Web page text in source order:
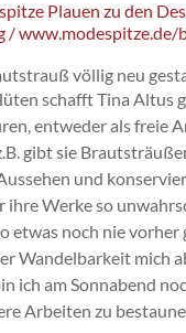
völlig neu
schafft Tina Altus
entweder als freie
gibt sie
und
ihre Werke so
etwas noch nie vorher
Wandelbarkeit mich
ich am Sonnabend
Arbeiten zu